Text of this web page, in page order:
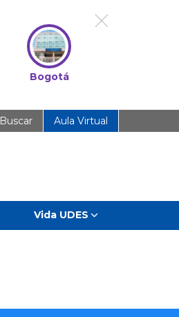
Bogotá
Buscar Aula Virtual
Vida UDES